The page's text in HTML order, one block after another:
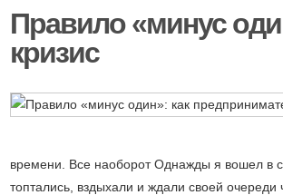
Правило «минус
кризис
времени. Все наоборот Однажды я вошел в
топтались, вздыхали и ждали своей